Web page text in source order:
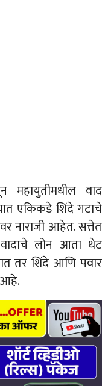
महायुतीमधील वाद
एकिकडे शिंदे गटाचे
नाराजी आहेत. सत्तेत
लोन आता थेट
तर शिंदे आणि पवार
आहे.